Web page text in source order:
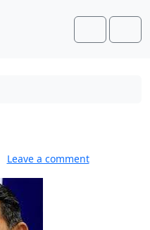
Search
Leave a comment